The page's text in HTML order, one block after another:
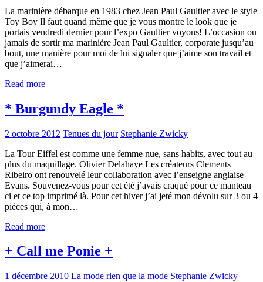
La marinière débarque en 1983 chez Jean Paul Gaultier avec le style
Toy Boy Il faut quand même que je vous montre le look que je
portais vendredi dernier pour l’expo Gaultier voyons! L’occasion ou
jamais de sortir ma marinière Jean Paul Gaultier, corporate jusqu’au
bout, une manière pour moi de lui signaler que j’aime son travail et
que j’aimerai…
Read more
* Burgundy Eagle *
2 octobre 2012 Tenues du jour Stephanie Zwicky
La Tour Eiffel est comme une femme nue, sans habits, avec tout au
plus du maquillage. Olivier Delahaye Les créateurs Clements
Ribeiro ont renouvelé leur collaboration avec l’enseigne anglaise
Evans. Souvenez-vous pour cet été j’avais craqué pour ce manteau
ci et ce top imprimé là. Pour cet hiver j’ai jeté mon dévolu sur 3 ou 4
pièces qui, à mon…
Read more
+ Call me Ponie +
1 décembre 2010 La mode rien que la mode Stephanie Zwicky